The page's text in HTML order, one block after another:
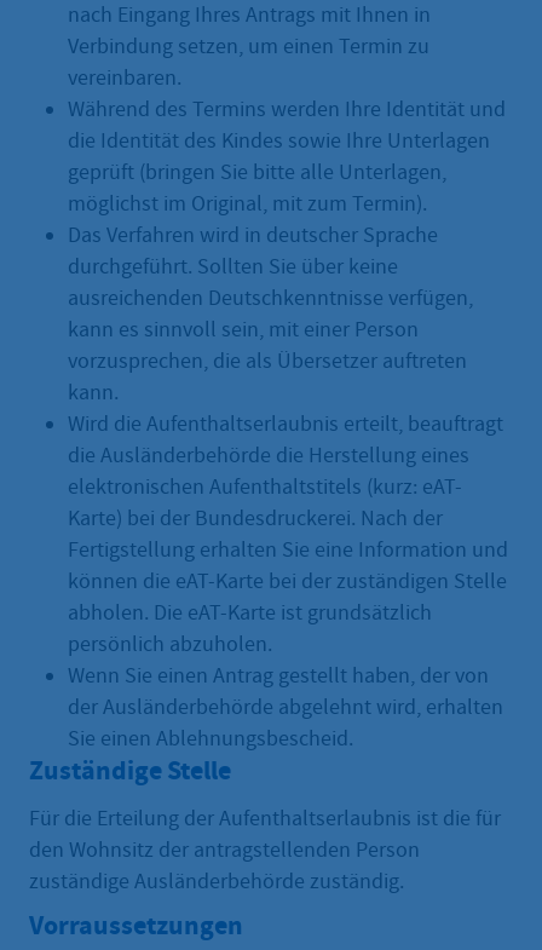
nach Eingang Ihres Antrags mit Ihnen in
Verbindung setzen, um einen Termin zu
vereinbaren.
Während des Termins werden Ihre Identität und
die Identität des Kindes sowie Ihre Unterlagen
geprüft (bringen Sie bitte alle Unterlagen,
möglichst im Original, mit zum Termin).
Das Verfahren wird in deutscher Sprache
durchgeführt. Sollten Sie über keine
ausreichenden Deutschkenntnisse verfügen,
kann es sinnvoll sein, mit einer Person
vorzusprechen, die als Übersetzer auftreten
kann.
Wird die Aufenthaltserlaubnis erteilt, beauftragt
die Ausländerbehörde die Herstellung eines
elektronischen Aufenthaltstitels (kurz: eAT-
Karte) bei der Bundesdruckerei. Nach der
Fertigstellung erhalten Sie eine Information und
können die eAT-Karte bei der zuständigen Stelle
abholen. Die eAT-Karte ist grundsätzlich
persönlich abzuholen.
Wenn Sie einen Antrag gestellt haben, der von
der Ausländerbehörde abgelehnt wird, erhalten
Sie einen Ablehnungsbescheid.
Zuständige Stelle
Für die Erteilung der Aufenthaltserlaubnis ist die für
den Wohnsitz der antragstellenden Person
zuständige Ausländerbehörde zuständig.
Vorraussetzungen